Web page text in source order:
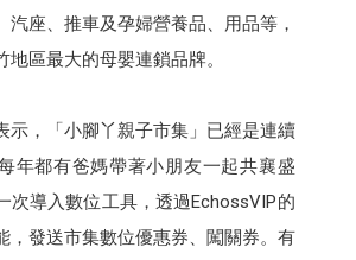
汽座、推車及孕婦營養品、用品等，
地區最大的母嬰連鎖品牌。
示，「小腳丫親子市集」已經是連續
年都有爸媽帶著小朋友一起共襄盛
次導入數位工具，透過EchossVIP的
，發送市集數位優惠券、闖關券。有